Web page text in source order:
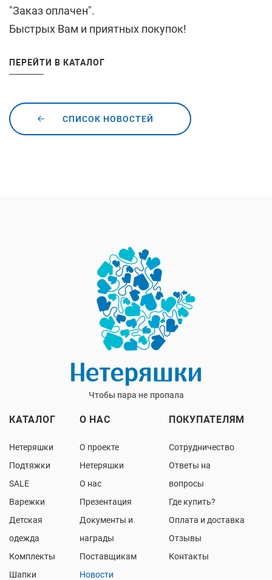
"Заказ оплачен".
Быстрых Вам и приятных покупок!
ПЕРЕЙТИ В КАТАЛОГ
СПИСОК НОВОСТЕЙ
Чтобы пара не пропала
КАТАЛОГ
Нетеряшки
Подтяжки
SALE
Варежки
Детская
одежда
Комплекты
Шапки
О НАС
О проекте
Нетеряшки
О нас
Презентация
Документы и
награды
Поставщикам
Новости
ПОКУПАТЕЛЯМ
Сотрудничество
Ответы на
вопросы
Где купить?
Оплата и доставка
Отзывы
Контакты